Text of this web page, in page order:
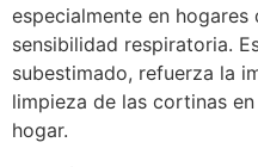
especialmente en
sensibilidad respiratoria.
subestimado, refuerza la
limpieza de las cortinas
hogar.